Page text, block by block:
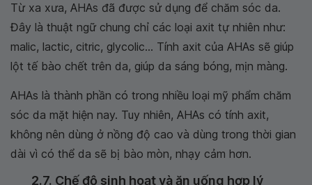
Từ xa xưa, AHAs đã được sử dụng để chăm sóc da.
Đây là thuật ngữ chung chỉ các loại axit tự nhiên như:
malic, lactic, citric, glycolic... Tính axit của AHAs sẽ giúp
lột tế bào chết trên da, giúp da sáng bóng, mịn màng.
AHAs là thành phần có trong nhiều loại mỹ phẩm chăm
sóc da mặt hiện nay. Tuy nhiên, AHAs có tính axit,
không nên dùng ở nồng độ cao và dùng trong thời gian
dài vì có thể da sẽ bị bào mòn, nhạy cảm hơn.
2.7. Chế độ sinh hoạt và ăn uống hợp lý